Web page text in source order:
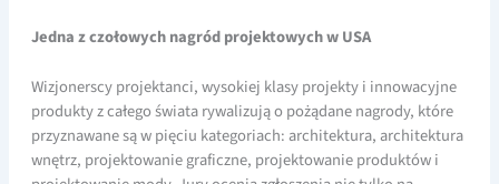
Jedna z czołowych nagród projektowych w USA
Wizjonerscy projektanci, wysokiej klasy projekty i innowacyjne
produkty z całego świata rywalizują o pożądane nagrody, które
przyznawane są w pięciu kategoriach: architektura, architektura
wnętrz, projektowanie graficzne, projektowanie produktów i